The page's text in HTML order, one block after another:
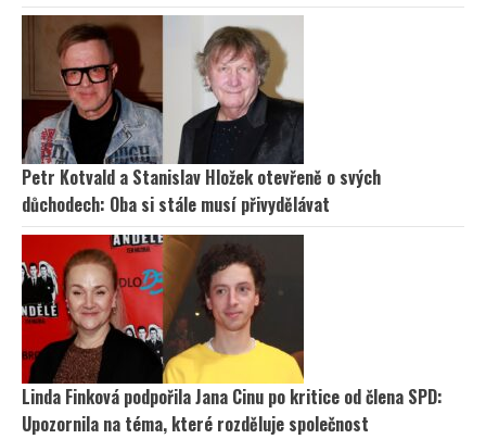
Petr Kotvald a Stanislav Hložek otevřeně o svých
důchodech: Oba si stále musí přivydělávat
Linda Finková podpořila Jana Cinu po kritice od člena SPD:
Upozornila na téma, které rozděluje společnost